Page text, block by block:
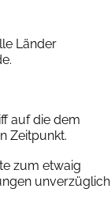
Länder
auf die dem
Zeitpunkt.
zum etwaig
unverzüglich